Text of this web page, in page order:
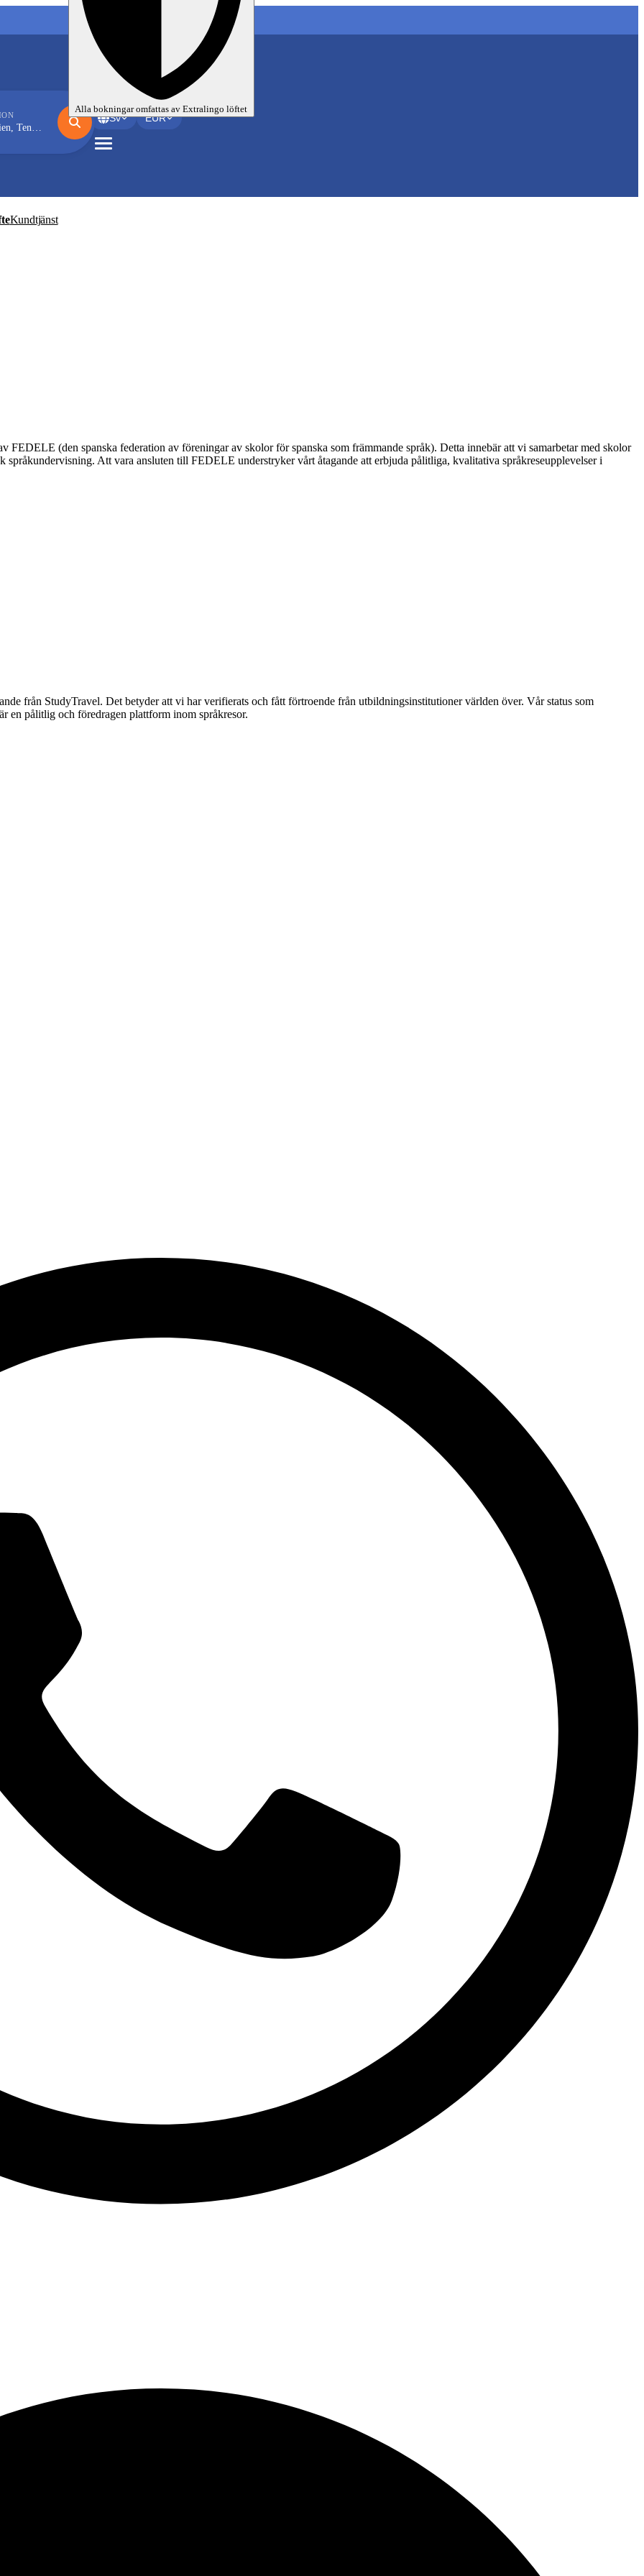
Alla bokningar omfattas av Extralingo löftet
(Adeje)
Mina språkresor
Sv EUR
Kundtjänst
FEDELE (den spanska federation av föreningar av skolor för spanska som främmande språk). Detta innebär att vi samarbetar med skolor
språkundervisning. Att vara ansluten till FEDELE understryker vårt åtagande att erbjuda pålitliga, kvalitativa språkreseupplevelser i
från StudyTravel. Det betyder att vi har verifierats och fått förtroende från utbildningsinstitutioner världen över. Vår status som
en pålitlig och föredragen plattform inom språkresor.